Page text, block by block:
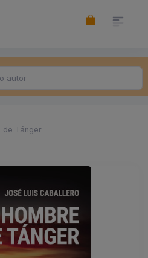
de Tánger